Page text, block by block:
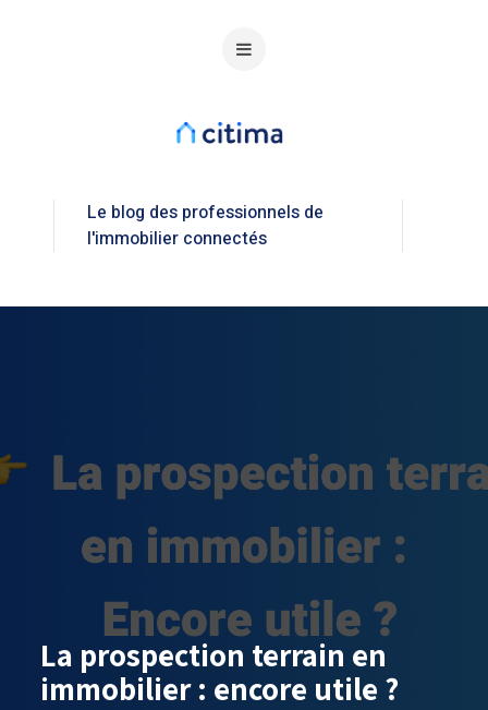
Le blog des professionnels de
l'immobilier connectés
La prospection terrain en
immobilier : encore utile ?